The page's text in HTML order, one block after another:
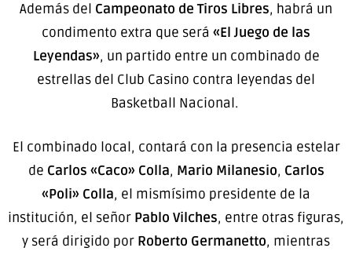
Además del Campeonato de Tiros Libres, habrá un
condimento extra que será «El Juego de las
Leyendas», un partido entre un combinado de
estrellas del Club Casino contra leyendas del
Basketball Nacional.
El combinado local, contará con la presencia estelar
de Carlos «Caco» Colla, Mario Milanesio, Carlos
«Poli» Colla, el mismísimo presidente de la
institución, el señor Pablo Vilches, entre otras figuras,
y será dirigido por Roberto Germanetto, mientras